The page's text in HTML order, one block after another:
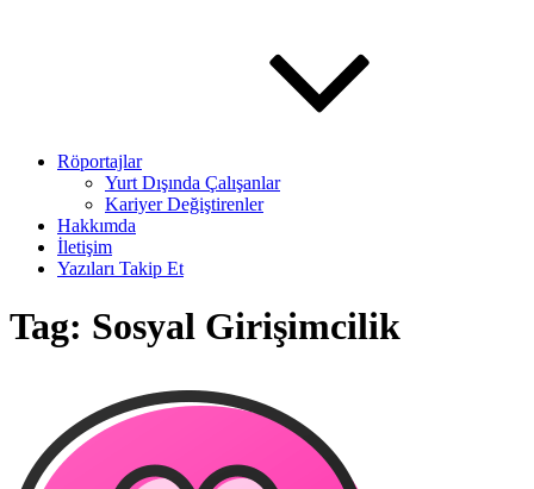
Röportajlar
Yurt Dışında Çalışanlar
Kariyer Değiştirenler
Hakkımda
İletişim
Yazıları Takip Et
Tag: Sosyal Girişimcilik